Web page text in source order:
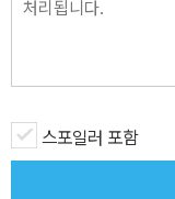
스포일러 포함